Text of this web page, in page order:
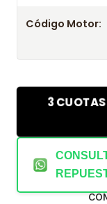
Código Motor:
3